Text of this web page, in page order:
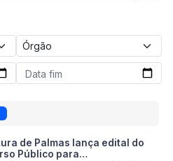
de Palmas lança edital do
Público para…